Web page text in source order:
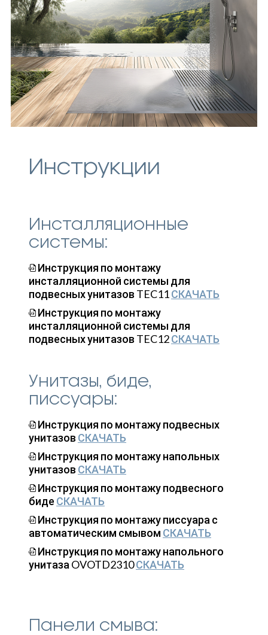
Инструкции
Инсталляционные
системы:
Инструкция по монтажу
инсталляционной системы для
подвесных унитазов TEC11СКАЧАТЬ
Инструкция по монтажу
инсталляционной системы для
подвесных унитазов TEC12СКАЧАТЬ
Унитазы, биде,
писсуары:
Инструкция по монтажу подвесных
унитазов СКАЧАТЬ
Инструкция по монтажу напольных
унитазов СКАЧАТЬ
Инструкция по монтажу подвесного
бидеСКАЧАТЬ
Инструкция по монтажу писсуара с
автоматическим смывом СКАЧАТЬ
Инструкция по монтажу напольного
унитаза OVOTD2310СКАЧАТЬ
Панели смыва: